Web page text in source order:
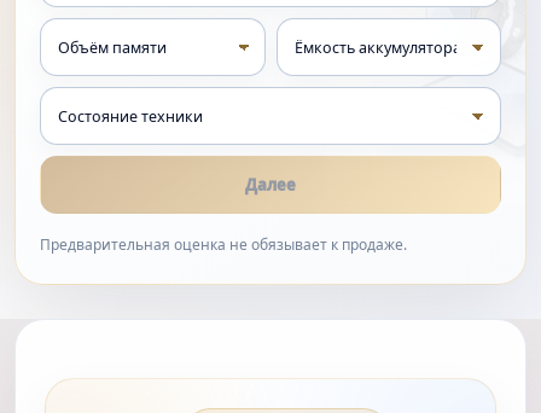
Далее
Предварительная оценка не обязывает к продаже.